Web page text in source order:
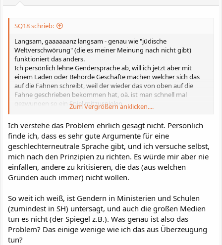
SQ18 schrieb:
Langsam, gaaaaaanz langsam - genau wie "jüdische
Weltverschwörung" (die es meiner Meinung nach nicht gibt)
funktioniert das anders.
Ich persönlich lehne Gendersprache ab, will ich jetzt aber mit
einem Laden oder Behörde Geschäfte machen welcher sich das
auf die Fahnen schreibt, weil der wieder das von oben auf die
Fahne geschrieben bekommen hat, oä. ist man schnell mal
gezwungen so ein Spiel mitzuspielen.
(Also der hier aus'm Forum bestimmt nicht, aber andere
Ich will vielleicht ein bessere Position im Laden...
Angenehmerweise merke ich wie sich das in den letzten Monden
reduziert hat.
Zum Vergrößern anklicken....
Ich verstehe das Problem ehrlich gesagt nicht. Persönlich
finde ich, dass es sehr gute Argumente für eine
geschlechterneutrale Sprache gibt, und ich versuche selbst,
mich nach den Prinzipien zu richten. Es würde mir aber nie
einfallen, andere zu kritisieren, die das (aus welchen
Gründen auch immer) nicht wollen.
So weit ich weiß, ist Gendern in Ministerien und Schulen
(zumindest in SH) untersagt, und auch die großen Medien
tun es nicht (der Spiegel z.B.). Was genau ist also das
Problem? Das einige wenige wie ich das aus Überzeugung
tun?